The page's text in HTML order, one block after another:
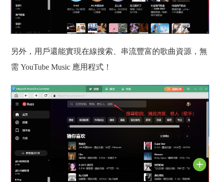
另外，用戶還能實現在線搜索、串流豐富的歌曲資源，無
需 YouTube Music 應用程式！